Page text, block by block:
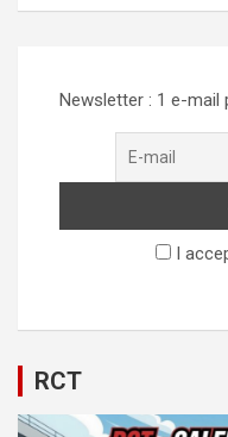
Newsletter : 1 e-mail
I
RCT